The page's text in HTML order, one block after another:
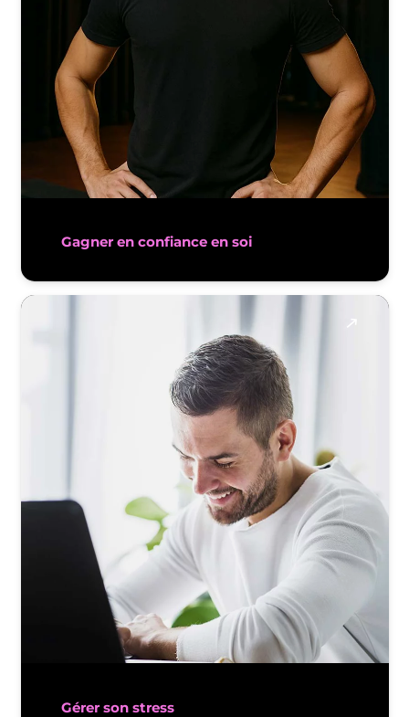
Gagner en confiance en soi
Gérer son stress